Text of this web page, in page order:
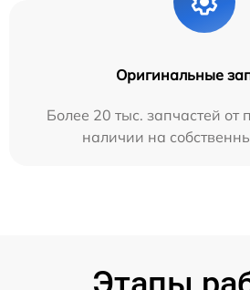
Оригинальные
Более 20 тыс. запчастей от
наличии на